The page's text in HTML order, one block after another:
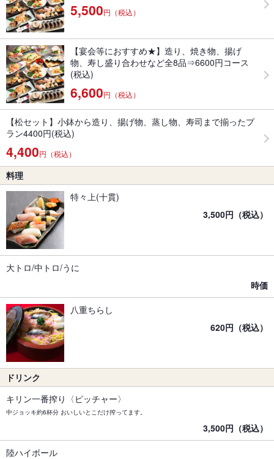
5,500円（税込）
【宴会等におすすめ★】造り、焼き物、揚げ
物、寿し盛り合わせなど全8品⇒6600円コース
(税込)
6,600円（税込）
【松セット】小鉢から造り、揚げ物、蒸し物、寿司まで揃ったプ
ラン4400円(税込)
4,400円（税込）
料理
特々上(十貫)
3,500円（税込）
大トロ/中トロ/うに
時価
八重ちらし
620円（税込）
ドリンク
キリン一番搾り〈ピッチャー〉
中ジョッキ約6杯分 おいしいとこだけ搾ってます。
3,500円（税込）
陸ハイボール